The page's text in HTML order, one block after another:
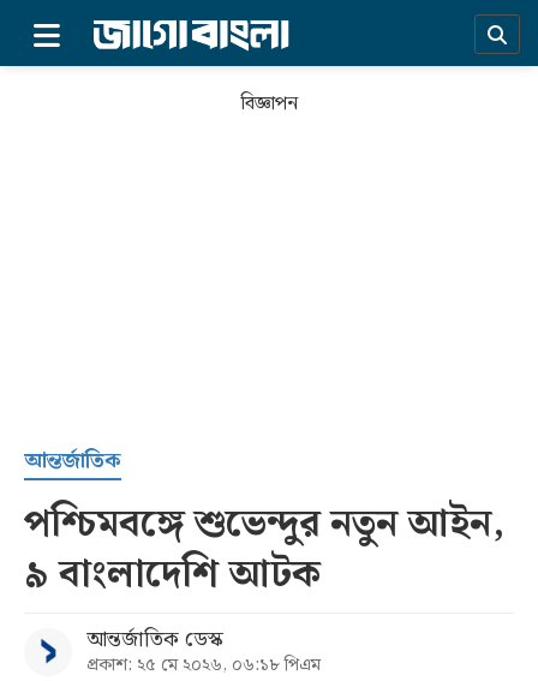
সর্বশেষ
বিভাগ
বিজ্ঞাপন
আন্তর্জাতিক
পশ্চিমবঙ্গে শুভেন্দুর নতুন আইন,
৯ বাংলাদেশি আটক
আন্তর্জাতিক ডেস্ক
প্রকাশ: ২৫ মে ২০২৬, ০৬:১৮ পিএম